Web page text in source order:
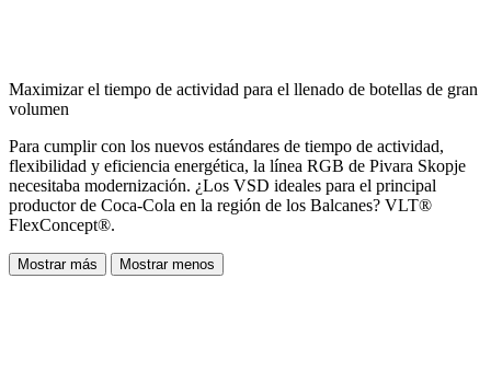
Maximizar el tiempo de actividad para el llenado de botellas de gran
volumen
Para cumplir con los nuevos estándares de tiempo de actividad,
flexibilidad y eficiencia energética, la línea RGB de Pivara Skopje
necesitaba modernización. ¿Los VSD ideales para el principal
productor de Coca-Cola en la región de los Balcanes? VLT®
FlexConcept®.
Mostrar más Mostrar menos